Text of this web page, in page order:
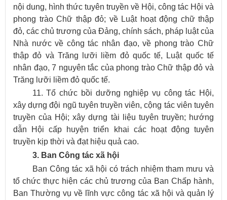
nội dung, hình thức tuyên truyền về Hội, công tác Hội và
phong trào Chữ thập đỏ; về Luật hoạt động chữ thập
đỏ, các chủ trương của Đảng, chính sách, pháp luật của
Nhà nước về công tác nhân đạo, về phong trào Chữ
thập đỏ và Trăng lưỡi liềm đỏ quốc tế, Luật quốc tế
nhân đạo, 7 nguyên tắc của phong trào Chữ thập đỏ và
Trăng lưỡi liềm đỏ quốc tế.
11. Tổ chức bồi dưỡng nghiệp vụ công tác Hội,
xây dựng đội ngũ tuyên truyền viên, cộng tác viên tuyên
truyền của Hội; xây dựng tài liệu tuyên truyền; hướng
dẫn Hội cấp huyện triển khai các hoạt động tuyên
truyền kịp thời và đạt hiệu quả cao.
3. Ban Công tác xã hội
Ban Công tác xã hội có trách nhiệm tham mưu và
tổ chức thực hiện các chủ trương của Ban Chấp hành,
Ban Thường vụ về lĩnh vực công tác xã hội và quản lý